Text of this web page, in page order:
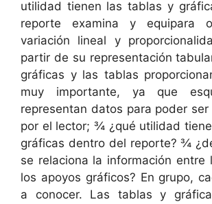
utilidad tienen las tablas y
reporte examina y equipara
variación lineal y
partir de su representación
gráficas y las tablas
muy importante, ya que
representan datos para poder
por el lector; ¾ ¿qué utilidad
gráficas dentro del reporte? ¾
se relaciona la información entre
los apoyos gráficos? En grupo,
a conocer. Las tablas y